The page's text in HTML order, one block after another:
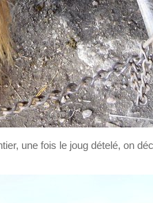
une fois le joug dételé, on